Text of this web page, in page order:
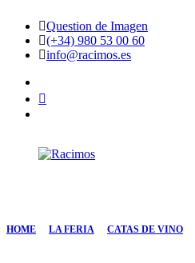
contenido
Question de Imagen
(+34) 980 53 00 60
info@racimos.es
quedarse
HOME LA FERIA CATAS DE VINO